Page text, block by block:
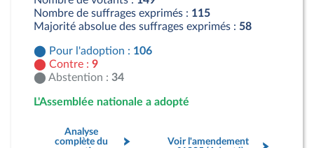
Nombre de suffrages exprimés : 115
Majorité absolue des suffrages exprimés : 58
Pour l'adoption : 106
Contre : 9
Abstention : 34
L'Assemblée nationale a adopté
Analyse
complète du
Voir l'amendement